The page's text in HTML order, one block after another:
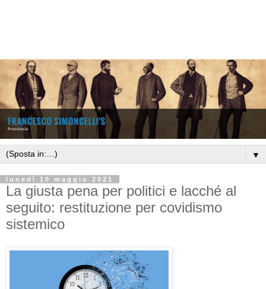
▼
lunedì 10 maggio 2021
La giusta pena per politici e lacché al
seguito: restituzione per covidismo
sistemico